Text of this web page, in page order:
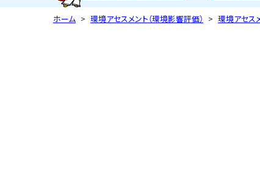
ホーム 環境アセスメント（環境影響評価） 環境アセス